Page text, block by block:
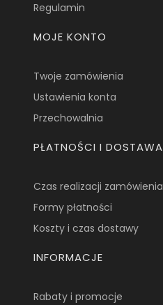
Regulamin
MOJE KONTO
Twoje zamówienia
Ustawienia konta
Przechowalnia
PŁATNOŚCI I DOSTAWA
Czas realizacji zamówienia
Formy płatności
Koszty i czas dostawy
INFORMACJE
Rabaty i promocje